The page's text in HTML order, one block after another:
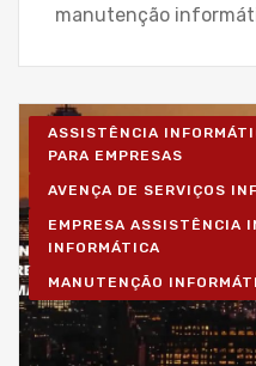
manutenção
ASSISTÊNCIA
PARA EMPRESAS
AVENÇA DE SERVIÇOS
EMPRESA ASSISTÊNCIA
INFORMÁTICA
MANUTENÇÃO